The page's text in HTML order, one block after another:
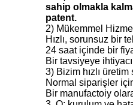
sahip olmakla
patent.
2) Mükemmel
Hızlı, sorunsuz bir
24 saat içinde bir
Bir tavsiyeye
3) Bizim hızlı üretim
Normal siparişler
Bir manufactoiy